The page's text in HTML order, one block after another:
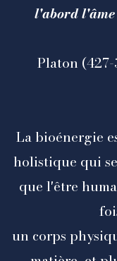
l'abord
Platon (427-
La bioénergie
holistique qui
que l'être
un corps